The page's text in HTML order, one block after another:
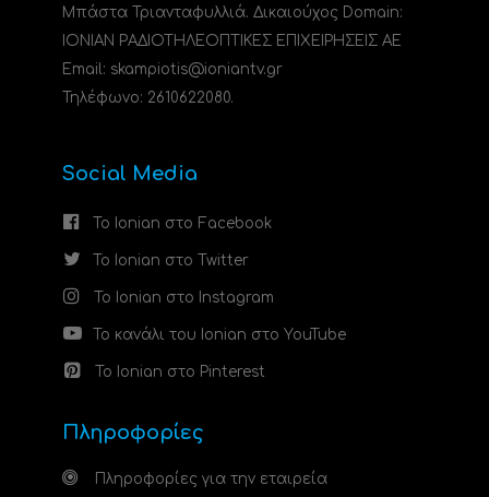
Μπάστα Τριανταφυλλιά. Δικαιούχος Domain:
ΙΟΝΙΑΝ ΡΑΔΙΟΤΗΛΕΟΠΤΙΚΕΣ ΕΠΙΧΕΙΡΗΣΕΙΣ ΑΕ
Email: skampiotis@ioniantv.gr
Τηλέφωνο: 2610622080.
Social Media
Το Ionian στο Facebook
Το Ionian στο Twitter
Το Ionian στο Instagram
Το κανάλι του Ionian στο YouTube
Το Ionian στο Pinterest
Πληροφορίες
Πληροφορίες για την εταιρεία